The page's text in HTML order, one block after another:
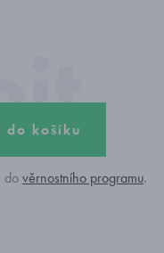
do košíku
dověrnostního programu.